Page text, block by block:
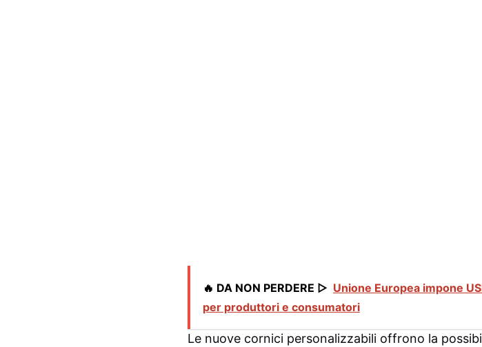
🔥 DA NON PERDERE ▷ Unione Europea impone
per produttori e consumatori
Le nuove cornici personalizzabili offrono la